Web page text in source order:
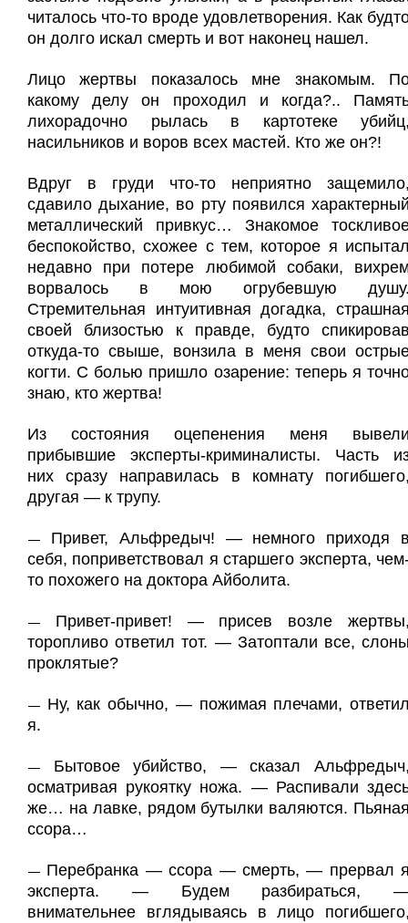
читалось что-то вроде удовлетворения. Как
он долго искал смерть и вот наконец нашел.
Лицо жертвы показалось мне знакомым.
какому делу он проходил и когда?..
лихорадочно рылась в картотеке
насильников и воров всех мастей. Кто же он?!
Вдруг в груди что-то неприятно
сдавило дыхание, во рту появился
металлический привкус… Знакомое
беспокойство, схожее с тем, которое я
недавно при потере любимой собаки,
ворвалось в мою огрубевшую
Стремительная интуитивная догадка,
своей близостью к правде, будто
откуда-то свыше, вонзила в меня свои
когти. С болью пришло озарение: теперь я
знаю, кто жертва!
Из состояния оцепенения меня
прибывшие эксперты-криминалисты. Часть
них сразу направилась в комнату
другая — к трупу.
— Привет, Альфредыч! — немного приходя
себя, поприветствовал я старшего эксперта,
то похожего на доктора Айболита.
— Привет-привет! — присев возле
торопливо ответил тот. — Затоптали все,
проклятые?
— Ну, как обычно, — пожимая плечами,
я.
— Бытовое убийство, — сказал
осматривая рукоятку ножа. — Распивали
же… на лавке, рядом бутылки валяются.
ссора…
— Перебранка — ссора — смерть, — прервал
эксперта. — Будем разбираться,
внимательнее вглядываясь в лицо